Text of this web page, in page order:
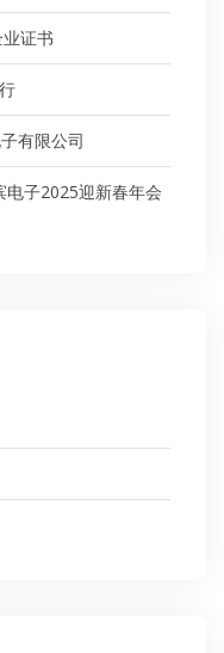
证书
有限公司
电子2025迎新春年会